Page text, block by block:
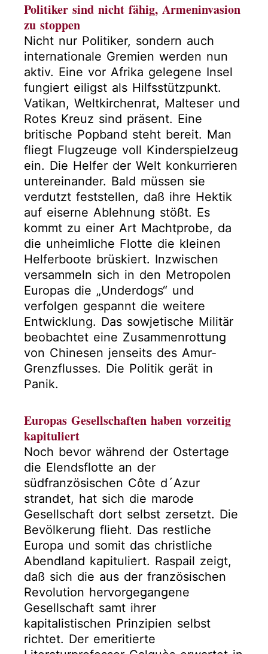
Politiker sind nicht fähig, Armeninvasion
zu stoppen
Nicht nur Politiker, sondern auch
internationale Gremien werden nun
aktiv. Eine vor Afrika gelegene Insel
fungiert eiligst als Hilfsstützpunkt.
Vatikan, Weltkirchenrat, Malteser und
Rotes Kreuz sind präsent. Eine
britische Popband steht bereit. Man
fliegt Flugzeuge voll Kinderspielzeug
ein. Die Helfer der Welt konkurrieren
untereinander. Bald müssen sie
verdutzt feststellen, daß ihre Hektik
auf eiserne Ablehnung stößt. Es
kommt zu einer Art Machtprobe, da
die unheimliche Flotte die kleinen
Helferboote brüskiert. Inzwischen
versammeln sich in den Metropolen
Europas die „Underdogs“ und
verfolgen gespannt die weitere
Entwicklung. Das sowjetische Militär
beobachtet eine Zusammenrottung
von Chinesen jenseits des Amur-
Grenzflusses. Die Politik gerät in
Panik.
Europas Gesellschaften haben vorzeitig
kapituliert
Noch bevor während der Ostertage
die Elendsflotte an der
südfranzösischen Côte d´Azur
strandet, hat sich die marode
Gesellschaft dort selbst zersetzt. Die
Bevölkerung flieht. Das restliche
Europa und somit das christliche
Abendland kapituliert. Raspail zeigt,
daß sich die aus der französischen
Revolution hervorgegangene
Gesellschaft samt ihrer
kapitalistischen Prinzipien selbst
richtet. Der emeritierte